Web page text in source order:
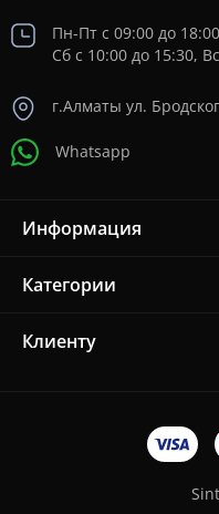
Пн-Пт с 09:00 до
Сб с 10:00 до 15:30,
г.Алматы ул.
Whatsapp
Информация
Категории
Клиенту